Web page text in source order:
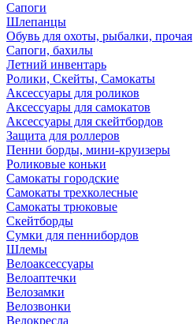
Сапоги
Шлепанцы
Обувь для охоты, рыбалки, прочая
Сапоги, бахилы
Летний инвентарь
Ролики, Скейты, Самокаты
Аксессуары для роликов
Аксессуары для самокатов
Аксессуары для скейтбордов
Защита для роллеров
Пенни борды, мини-круизеры
Роликовые коньки
Самокаты городские
Самокаты трехколесные
Самокаты трюковые
Скейтборды
Сумки для пеннибордов
Шлемы
Велоаксессуары
Велоаптечки
Велозамки
Велозвонки
Велокресла